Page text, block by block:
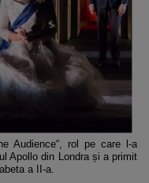
Audience“, rol pe care l-a
Apollo din Londra și a primit
a II-a.